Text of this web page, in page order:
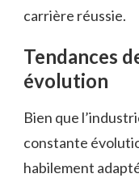
carrière réussie.
Tendances
évolution
Bien que
constante
habilement